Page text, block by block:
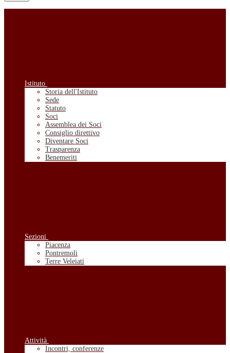
Istituto
Storia dell'Istituto
Sede
Statuto
Soci
Assemblea dei Soci
Consiglio direttivo
Diventare Soci
Trasparenza
Benemeriti
Sezioni
Piacenza
Pontremoli
Terre Veleiati
Attività
Incontri, conferenze